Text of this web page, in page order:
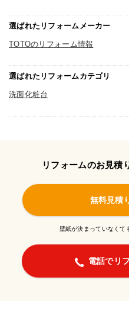
選ばれたリフォームメーカー
TOTOのリフォーム情報
選ばれたリフォームカテゴリ
洗面化粧台
リフォームのお見積
無料見積
壁紙が決まっていなくて
電話でリ